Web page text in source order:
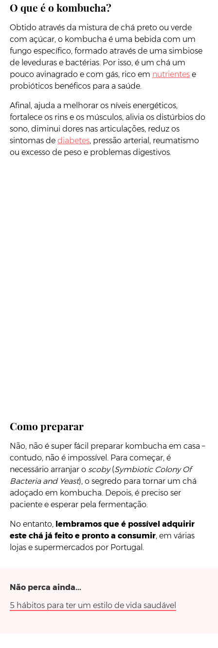
O que é o kombucha?
Obtido através da mistura de chá preto ou verde
com açúcar, o kombucha é uma bebida com um
fungo específico, formado através de uma simbiose
de leveduras e bactérias. Por isso, é um chá um
pouco avinagrado e com gás, rico em nutrientes e
probióticos benéficos para a saúde.
Afinal, ajuda a melhorar os níveis energéticos,
fortalece os rins e os músculos, alivia os distúrbios do
sono, diminui dores nas articulações, reduz os
sintomas de diabetes, pressão arterial, reumatismo
ou excesso de peso e problemas digestivos.
Como preparar
Não, não é super fácil preparar kombucha em casa –
contudo, não é impossível. Para começar, é
necessário arranjar o scoby(Symbiotic Colony Of
Bacteria and Yeast), o segredo para tornar um chá
adoçado em kombucha. Depois, é preciso ser
paciente e esperar pela fermentação.
No entanto, lembramos que é possível adquirir
este chá já feito e pronto a consumir, em várias
lojas e supermercados por Portugal.
Não perca ainda...
5 hábitos para ter um estilo de vida saudável